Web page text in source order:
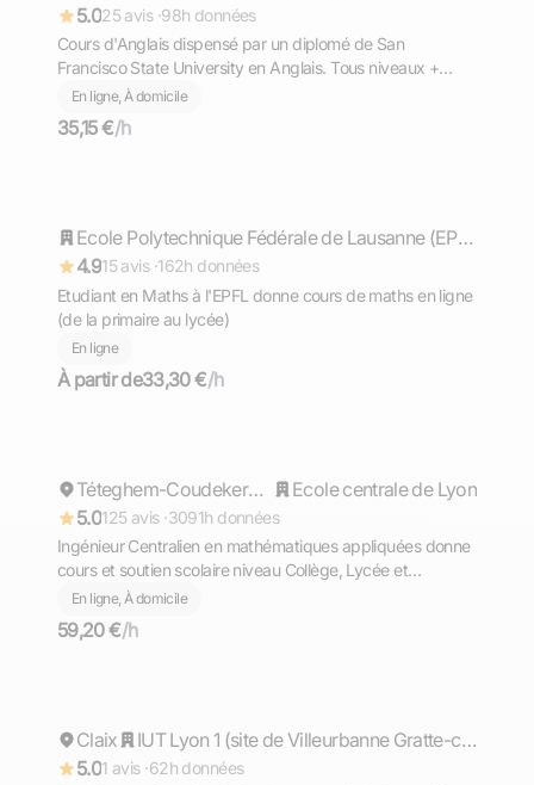
5.025 avis ·98h données
Cours d'Anglais dispensé par un diplomé de San
Francisco State University en Anglais. Tous niveaux +
TOEFL, TOEIC, GMAT
En ligne, À domicile
35,15 €/h
Répond rapidement
Ecole Polytechnique Fédérale de Lausanne (EPFL)
4.915 avis ·162h données
Etudiant en Maths à l'EPFL donne cours de maths en ligne
(de la primaire au lycée)
En ligne
À partir de33,30 €/h
Répond rapidement Téteghem-Coudekerque-Village
Ecole centrale de Lyon
5.0125 avis ·3091h données
Ingénieur Centralien en mathématiques appliquées donne
cours et soutien scolaire niveau Collège, Lycée et
Supérieur (prépa)
En ligne, À domicile
59,20 €/h
Répond rapidement
Claix
IUT Lyon 1 (site de Villeurbanne Gratte-ciel)
5.01 avis ·62h données